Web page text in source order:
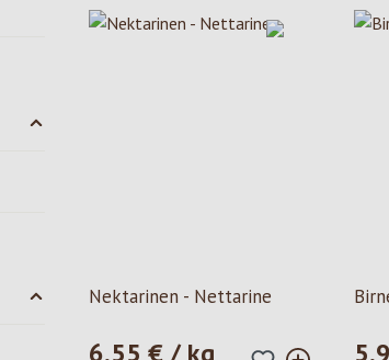
Nektarinen - Nettarine
Prezzo normale:
6,55 € / kg